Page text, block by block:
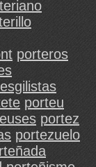
porteros
porteu
portez
portezuelo